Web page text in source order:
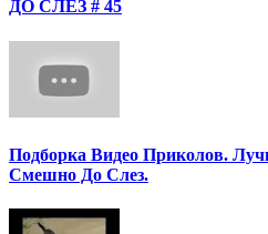
ДО СЛЕЗ # 45
Подборка Видео Приколов.
Смешно До Слез.